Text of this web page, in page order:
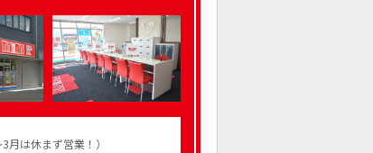
は休まず営業！）